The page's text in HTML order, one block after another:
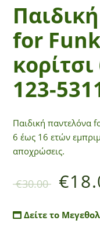
for
123-
Παιδική παντελόνα
6 έως 16 ετών
αποχρώσεις.
€30.00 €
Δείτε το